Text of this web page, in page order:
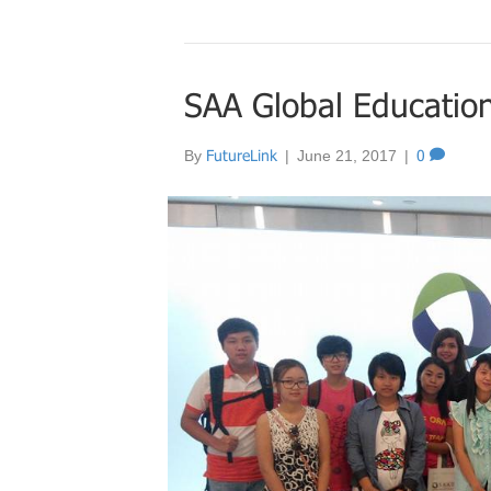
SAA Global
By FutureLink | June 21, 2017 | 0